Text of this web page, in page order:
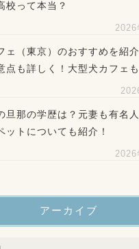
校って本当？
2026
ェ（東京）のおすすめを紹
点も詳しく！大型犬カフェも
旦那の学歴は？元妻も有名
ットについても紹介！
2026
アーカイブ